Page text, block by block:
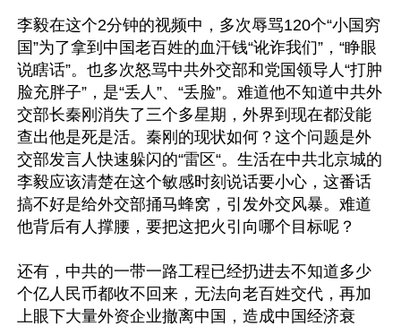
李毅在这个2分钟的视频中，多次辱骂120个“小国穷
国”为了拿到中国老百姓的血汗钱“讹诈我们”，“睁眼
说瞎话”。也多次怒骂中共外交部和党国领导人“打肿
脸充胖子”，是“丢人”、“丢脸”。难道他不知道中共外
交部长秦刚消失了三个多星期，外界到现在都没能
查出他是死是活。秦刚的现状如何？这个问题是外
交部发言人快速躲闪的“雷区“。生活在中共北京城的
李毅应该清楚在这个敏感时刻说话要小心，这番话
搞不好是给外交部捅马蜂窝，引发外交风暴。难道
他背后有人撑腰，要把这把火引向哪个目标呢？
还有，中共的一带一路工程已经扔进去不知道多少
个亿人民币都收不回来，无法向老百姓交代，再加
上眼下大量外资企业撤离中国，造成中国经济衰